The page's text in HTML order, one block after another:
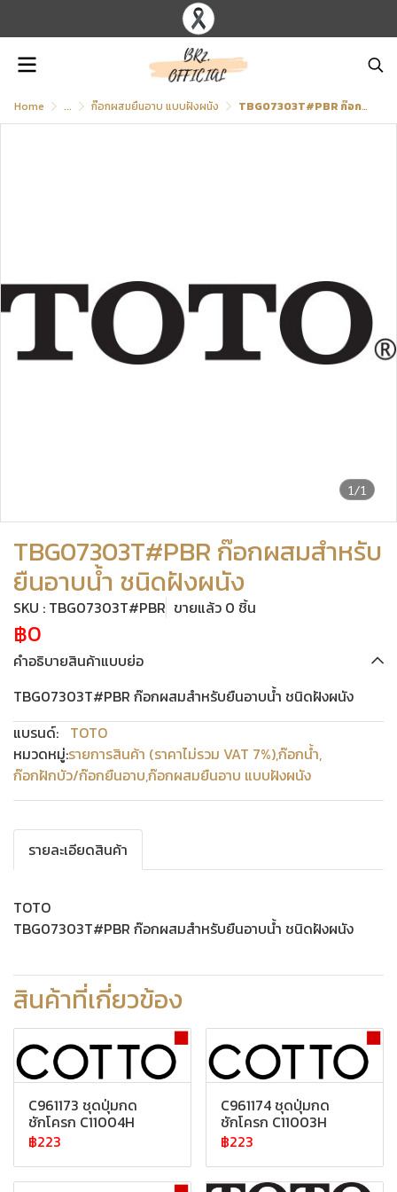
Home ... ก๊อกผสมยืนอาบ แบบฝังผนัง TBG07303T#PBR ก๊อกผสมสำหรับยืนอาบน้ำ ชนิดฝังผนัง
1/1
TBG07303T#PBR ก๊อกผสมสำหรับ
ยืนอาบน้ำ ชนิดฝังผนัง
SKU : TBG07303T#PBR ขายแล้ว 0 ชิ้น
฿0
คำอธิบายสินค้าแบบย่อ
TBG07303T#PBR ก๊อกผสมสำหรับยืนอาบน้ำ ชนิดฝังผนัง
แบรนด์: TOTO
หมวดหมู่:รายการสินค้า (ราคาไม่รวม VAT 7%),ก๊อกน้ำ,
ก๊อกฝักบัว/ก๊อกยืนอาบ,ก๊อกผสมยืนอาบ แบบฝังผนัง
รายละเอียดสินค้า
TOTO
TBG07303T#PBR ก๊อกผสมสำหรับยืนอาบน้ำ ชนิดฝังผนัง
สินค้าที่เกี่ยวข้อง
C961173 ชุดปุ่มกด
ชักโครก C11004H
฿223
C961174 ชุดปุ่มกด
ชักโครก C11003H
฿223